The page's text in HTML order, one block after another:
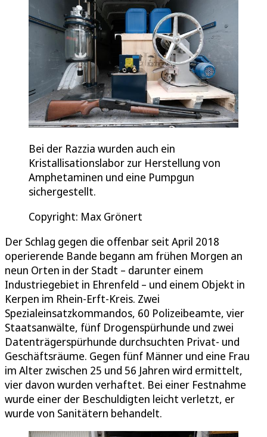
Bei der Razzia wurden auch ein
Kristallisationslabor zur Herstellung von
Amphetaminen und eine Pumpgun
sichergestellt.
Copyright: Max Grönert
Der Schlag gegen die offenbar seit April 2018
operierende Bande begann am frühen Morgen an
neun Orten in der Stadt – darunter einem
Industriegebiet in Ehrenfeld – und einem Objekt in
Kerpen im Rhein-Erft-Kreis. Zwei
Spezialeinsatzkommandos, 60 Polizeibeamte, vier
Staatsanwälte, fünf Drogenspürhunde und zwei
Datenträgerspürhunde durchsuchten Privat- und
Geschäftsräume. Gegen fünf Männer und eine Frau
im Alter zwischen 25 und 56 Jahren wird ermittelt,
vier davon wurden verhaftet. Bei einer Festnahme
wurde einer der Beschuldigten leicht verletzt, er
wurde von Sanitätern behandelt.